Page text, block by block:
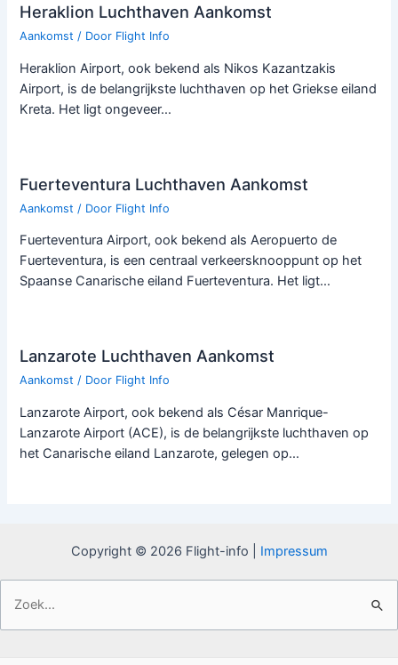
Heraklion Luchthaven Aankomst
Aankomst / Door Flight Info
Heraklion Airport, ook bekend als Nikos Kazantzakis
Airport, is de belangrijkste luchthaven op het Griekse eiland
Kreta. Het ligt ongeveer…
Fuerteventura Luchthaven Aankomst
Aankomst / Door Flight Info
Fuerteventura Airport, ook bekend als Aeropuerto de
Fuerteventura, is een centraal verkeersknooppunt op het
Spaanse Canarische eiland Fuerteventura. Het ligt…
Lanzarote Luchthaven Aankomst
Aankomst / Door Flight Info
Lanzarote Airport, ook bekend als César Manrique-
Lanzarote Airport (ACE), is de belangrijkste luchthaven op
het Canarische eiland Lanzarote, gelegen op…
Copyright © 2026 Flight-info | Impressum
naar: